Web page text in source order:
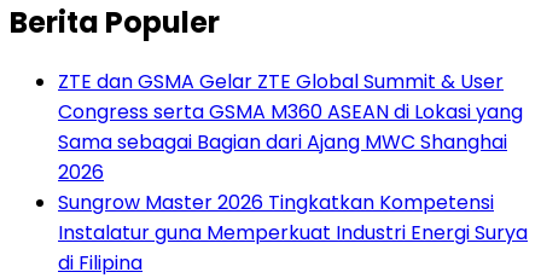
Berita Populer
ZTE dan GSMA Gelar ZTE Global Summit & User
Congress serta GSMA M360 ASEAN di Lokasi yang
Sama sebagai Bagian dari Ajang MWC Shanghai
2026
Sungrow Master 2026 Tingkatkan Kompetensi
Instalatur guna Memperkuat Industri Energi Surya
di Filipina